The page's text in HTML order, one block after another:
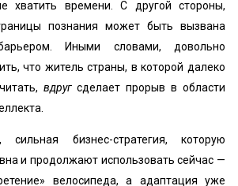
хватить времени. С другой стороны,
познания может быть вызвана
Иными словами, довольно
что житель страны, в которой далеко
вдругсделает прорыв в области
бизнес-стратегия, которую
и продолжают использовать сейчас —
велосипеда, а адаптация уже